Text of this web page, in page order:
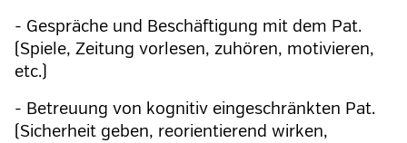
- Gespräche und Beschäftigung mit dem Pat.
(Spiele, Zeitung vorlesen, zuhören, motivieren,
etc.)
- Betreuung von kognitiv eingeschränkten Pat.
(Sicherheit geben, reorientierend wirken,